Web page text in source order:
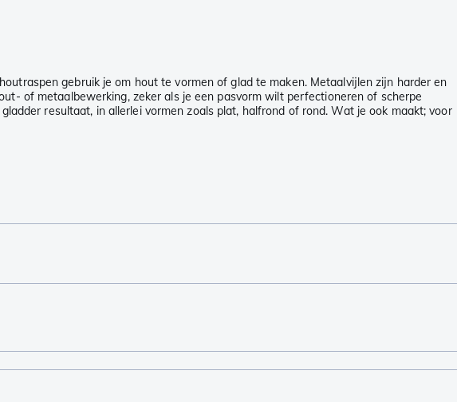
gebruik je om hout te vormen of glad te maken. Metaalvijlen zijn harder en
of metaalbewerking, zeker als je een pasvorm wilt perfectioneren of scherpe
resultaat, in allerlei vormen zoals plat, halfrond of rond. Wat je ook maakt; voor